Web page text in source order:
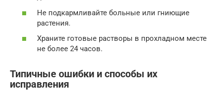
Не подкармливайте больные или гниющие
растения.
Храните готовые растворы в прохладном месте
не более 24 часов.
Типичные ошибки и способы их
исправления